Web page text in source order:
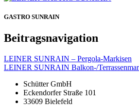
GASTRO SUNRAIN
Beitragsnavigation
LEINER SUNRAIN – Pergola-Markisen
LEINER SUNRAIN Balkon-/
Schütter GmbH
Eckendorfer Straße 101
33609 Bielefeld